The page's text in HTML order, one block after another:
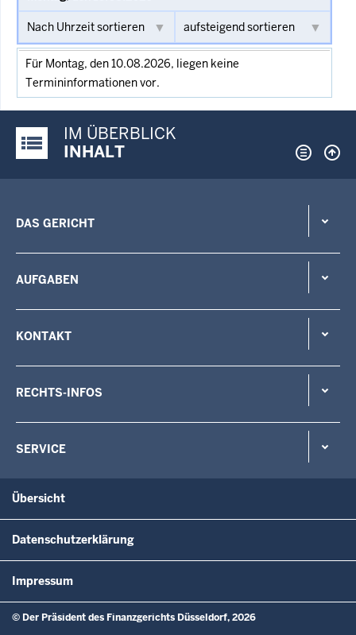
Für Montag, den 10.08.2026, liegen keine
Termininformationen vor.
Justiz-Portal im Überblick:
IM ÜBERBLICK
INHALT
DAS GERICHT
AUFGABEN
KONTAKT
RECHTS-INFOS
SERVICE
Übersicht
Datenschutzerklärung
Impressum
© Der Präsident des Finanzgerichts Düsseldorf, 2026